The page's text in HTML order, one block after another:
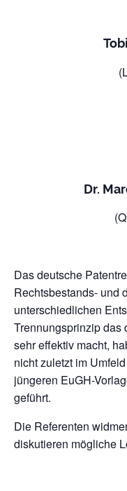
Dr.
Das deutsche
Rechtsbestands- und
unterschiedlichen
Trennungsprinzip das
sehr effektiv macht,
nicht zuletzt im
jüngeren EuGH-
geführt.
Die Referenten
diskutieren mögliche